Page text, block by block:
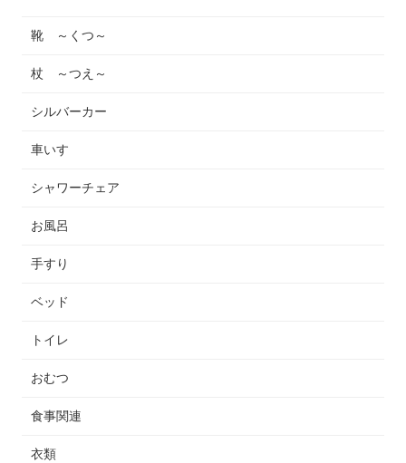
靴 ～くつ～
杖 ～つえ～
シルバーカー
車いす
シャワーチェア
お風呂
手すり
ベッド
トイレ
おむつ
食事関連
衣類